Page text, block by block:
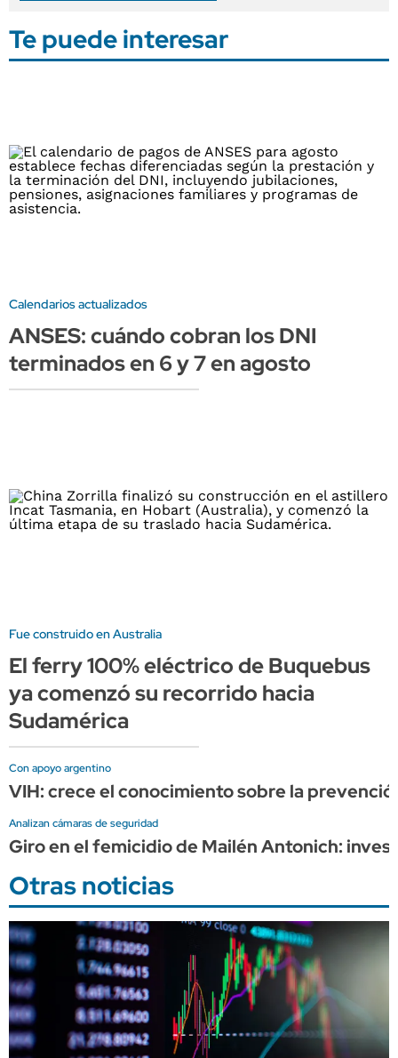
Te puede interesar
Calendarios actualizados
ANSES: cuándo cobran los DNI
terminados en 6 y 7 en agosto
Fue construido en Australia
El ferry 100% eléctrico de Buquebus
ya comenzó su recorrido hacia
Sudamérica
Con apoyo argentino
VIH: crece el conocimiento sobre la
Analizan cámaras de seguridad
Giro en el femicidio de Mailén Antonich:
Otras noticias